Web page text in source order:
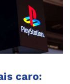
caro: